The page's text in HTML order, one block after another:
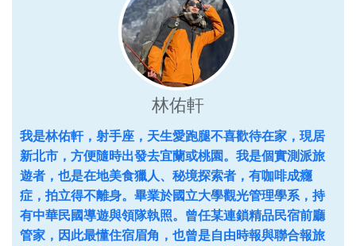
林佑軒
我是林佑軒，射手座，天生愛跑腿不喜歡待在家，現居
新北市，方便隨時出發去宜蘭或桃園。我是個實測派旅
遊者，也是在地美食獵人、秘境探索者，有咖啡成癮
症，拍立得不離身。畢業於國立大學觀光管理學系，持
有中華民國導遊與領隊執照。曾任某連鎖精品民宿前廳
管家，因此最懂住宿眉角，也曾是自由時報與聯合報旅